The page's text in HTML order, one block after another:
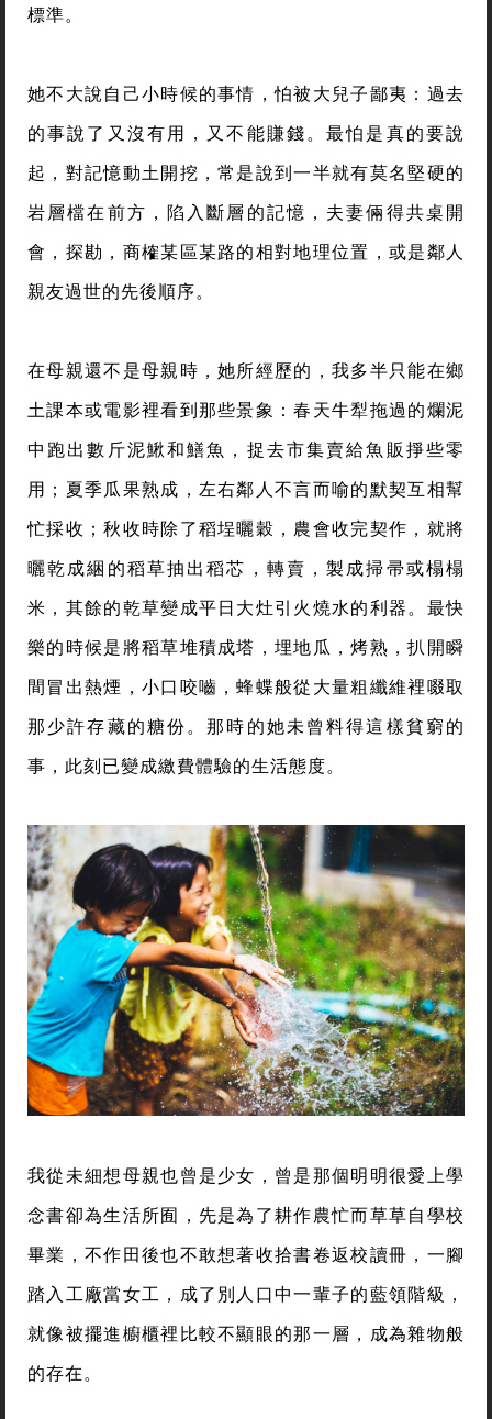
標準。
她不大說自己小時候的事情，怕被大兒子鄙夷：過去
的事說了又沒有用，又不能賺錢。最怕是真的要說
起，對記憶動土開挖，常是說到一半就有莫名堅硬的
岩層檔在前方，陷入斷層的記憶，夫妻倆得共桌開
會，探勘，商榷某區某路的相對地理位置，或是鄰人
親友過世的先後順序。
在母親還不是母親時，她所經歷的，我多半只能在鄉
土課本或電影裡看到那些景象：春天牛犁拖過的爛泥
中跑出數斤泥鰍和鱔魚，捉去市集賣給魚販掙些零
用；夏季瓜果熟成，左右鄰人不言而喻的默契互相幫
忙採收；秋收時除了稻埕曬穀，農會收完契作，就將
曬乾成綑的稻草抽出稻芯，轉賣，製成掃帚或榻榻
米，其餘的乾草變成平日大灶引火燒水的利器。最快
樂的時候是將稻草堆積成塔，埋地瓜，烤熟，扒開瞬
間冒出熱煙，小口咬嚙，蜂蝶般從大量粗纖維裡啜取
那少許存藏的糖份。那時的她未曾料得這樣貧窮的
事，此刻已變成繳費體驗的生活態度。
我從未細想母親也曾是少女，曾是那個明明很愛上學
念書卻為生活所囿，先是為了耕作農忙而草草自學校
畢業，不作田後也不敢想著收拾書卷返校讀冊，一腳
踏入工廠當女工，成了別人口中一輩子的藍領階級，
就像被擺進櫥櫃裡比較不顯眼的那一層，成為雜物般
的存在。